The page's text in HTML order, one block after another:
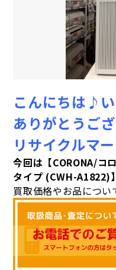
こんにちは♪
ありがとうござ
リサイクルマ
今回は【CORONA/コ
タイプ (CWH-A1822)
買取価格やお品につい